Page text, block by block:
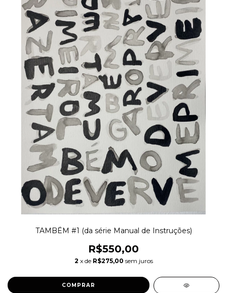
TAMBÉM #1 (da série Manual de Instruções)
R$550,00
2 x de R$275,00 sem juros